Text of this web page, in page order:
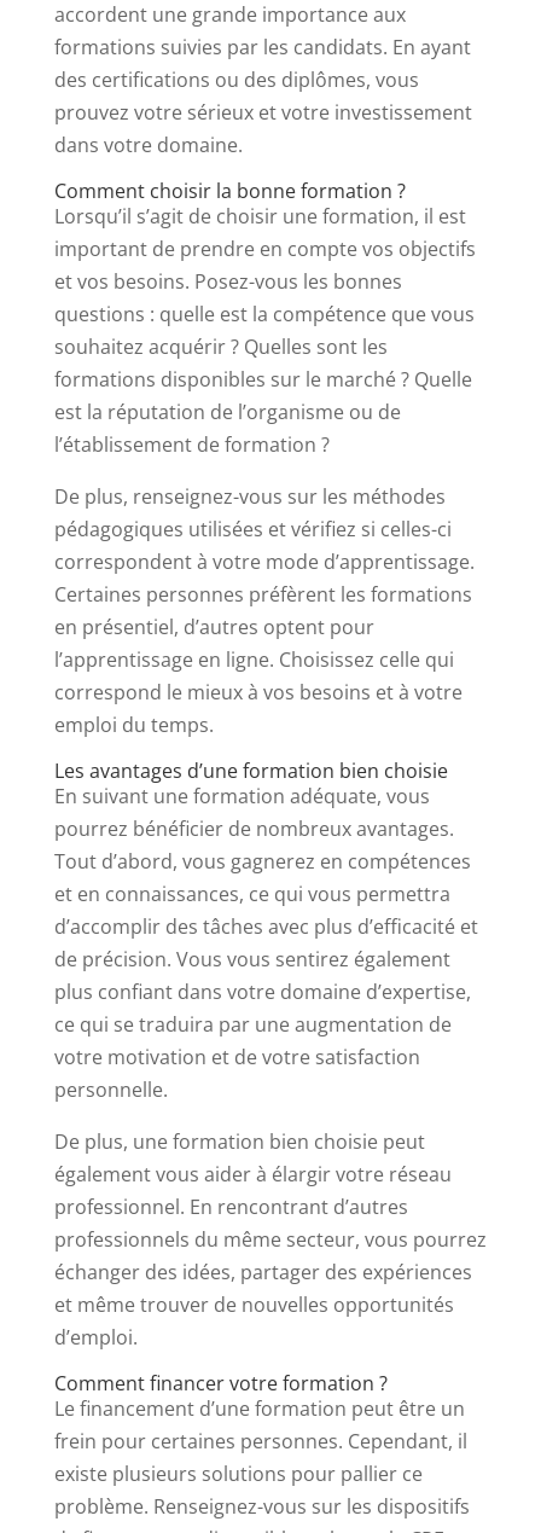
accordent une grande importance aux
formations suivies par les candidats. En ayant
des certifications ou des diplômes, vous
prouvez votre sérieux et votre investissement
dans votre domaine.
Comment choisir la bonne formation ?
Lorsqu’il s’agit de choisir une formation, il est
important de prendre en compte vos objectifs
et vos besoins. Posez-vous les bonnes
questions : quelle est la compétence que vous
souhaitez acquérir ? Quelles sont les
formations disponibles sur le marché ? Quelle
est la réputation de l’organisme ou de
l’établissement de formation ?
De plus, renseignez-vous sur les méthodes
pédagogiques utilisées et vérifiez si celles-ci
correspondent à votre mode d’apprentissage.
Certaines personnes préfèrent les formations
en présentiel, d’autres optent pour
l’apprentissage en ligne. Choisissez celle qui
correspond le mieux à vos besoins et à votre
emploi du temps.
Les avantages d’une formation bien choisie
En suivant une formation adéquate, vous
pourrez bénéficier de nombreux avantages.
Tout d’abord, vous gagnerez en compétences
et en connaissances, ce qui vous permettra
d’accomplir des tâches avec plus d’efficacité et
de précision. Vous vous sentirez également
plus confiant dans votre domaine d’expertise,
ce qui se traduira par une augmentation de
votre motivation et de votre satisfaction
personnelle.
De plus, une formation bien choisie peut
également vous aider à élargir votre réseau
professionnel. En rencontrant d’autres
professionnels du même secteur, vous pourrez
échanger des idées, partager des expériences
et même trouver de nouvelles opportunités
d’emploi.
Comment financer votre formation ?
Le financement d’une formation peut être un
frein pour certaines personnes. Cependant, il
existe plusieurs solutions pour pallier ce
problème. Renseignez-vous sur les dispositifs